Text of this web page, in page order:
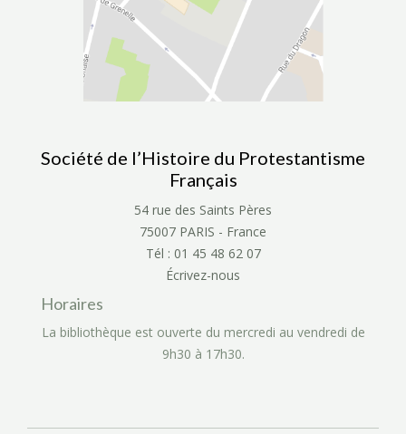
Société de l’Histoire du Protestantisme
Français
54 rue des Saints Pères
75007 PARIS - France
Tél : 01 45 48 62 07
Écrivez-nous
Horaires
La bibliothèque est ouverte du mercredi au vendredi de
9h30 à 17h30.